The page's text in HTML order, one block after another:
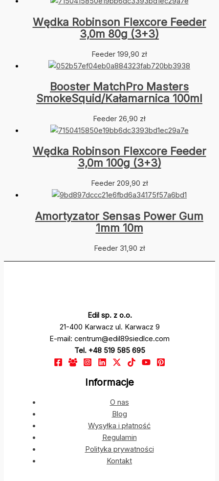
Wędka Robinson Flexcore Feeder
3,0m 80g (3+3)
Feeder 199,90 zł
Booster MatchPro Masters
SmokeSquid/Kałamarnica 100ml
Feeder 26,90 zł
Wędka Robinson Flexcore Feeder
3,0m 100g (3+3)
Feeder 209,90 zł
Amortyzator Sensas Power Gum
1mm 10m
Feeder 31,90 zł
Edil sp. z o.o.
21-400 Karwacz ul. Karwacz 9
E-mail: centrum@edil89siedlce.com
Tel. +48 519 585 695
Informacje
O nas
Blog
Wysyłka i płatność
Regulamin
Polityka prywatności
Kontakt